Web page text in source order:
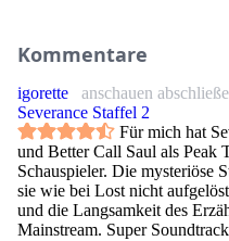
Kommentare
igorette
anschauen
Severance Staffel 2
Für mich hat
und Better Call Saul als Peak
Schauspieler. Die mysteriöse
sie wie bei Lost nicht
und die Langsamkeit des
Mainstream. Super